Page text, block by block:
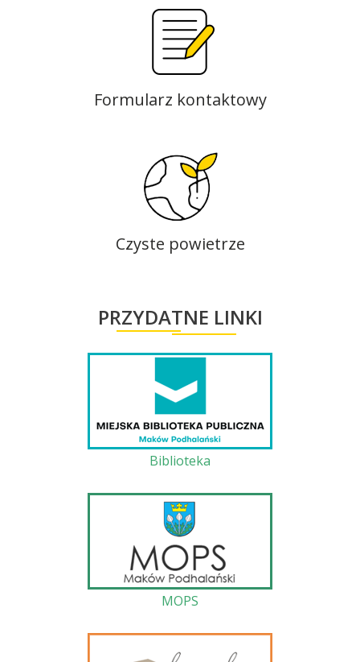
Formularz kontaktowy
Czyste powietrze
PRZYDATNE LINKI
Biblioteka
MOPS